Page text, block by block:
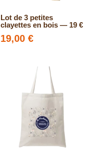
Lot de 3 petites
clayettes en bois — 19 €
19,00€